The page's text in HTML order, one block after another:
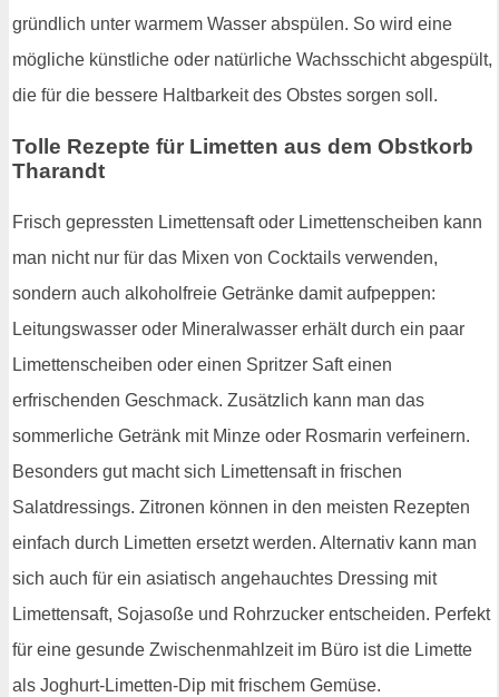
gründlich unter warmem Wasser abspülen. So wird eine
mögliche künstliche oder natürliche Wachsschicht abgespült,
die für die bessere Haltbarkeit des Obstes sorgen soll.
Tolle Rezepte für Limetten aus dem Obstkorb
Tharandt
Frisch gepressten Limettensaft oder Limettenscheiben kann
man nicht nur für das Mixen von Cocktails verwenden,
sondern auch alkoholfreie Getränke damit aufpeppen:
Leitungswasser oder Mineralwasser erhält durch ein paar
Limettenscheiben oder einen Spritzer Saft einen
erfrischenden Geschmack. Zusätzlich kann man das
sommerliche Getränk mit Minze oder Rosmarin verfeinern.
Besonders gut macht sich Limettensaft in frischen
Salatdressings. Zitronen können in den meisten Rezepten
einfach durch Limetten ersetzt werden. Alternativ kann man
sich auch für ein asiatisch angehauchtes Dressing mit
Limettensaft, Sojasoße und Rohrzucker entscheiden. Perfekt
für eine gesunde Zwischenmahlzeit im Büro ist die Limette
als Joghurt-Limetten-Dip mit frischem Gemüse.